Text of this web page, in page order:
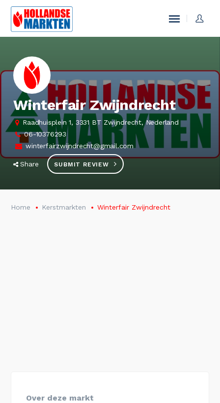
Winterfair Zwijndrecht
Raadhuisplein 1, 3331 BT Zwijndrecht, Nederland
06-10376293
winterfairzwijndrecht@gmail.com
Share SUBMIT REVIEW
Home Kerstmarkten Winterfair Zwijndrecht
Over deze markt